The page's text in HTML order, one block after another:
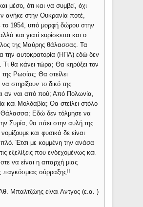
μέσο, ότι και να συμβεί, όχι
ανήκε στην Ουκρανία ποτέ,
το 1954, υπό μορφή δώρου στην
και γιατί ευρίσκεται και ο
της Μαύρης θάλασσας. Τα
την αυτοκρατορία (ΗΠΑ) εδώ δεν
Τι θα κάνει τώρα; Θα κηρύξει τον
Ρωσίας; Θα στείλει
στηρίξουν το δικό της
αν ναι από πού; Από Πολωνία,
και Μολδαβία; Θα στείλει στόλο
Εδώ δεν τόλμησε να
Συρία, θα πάει στην αυλή της
και φυσικά δε είναι
Έτσι με κομμένη την ανάσα
εξελίξεις που ενδεχομένως και
να είναι η απαρχή μιας
παγκόσμιας σύρραξης!!
Μπαλτζώης είναι Αντγος (ε.α. )